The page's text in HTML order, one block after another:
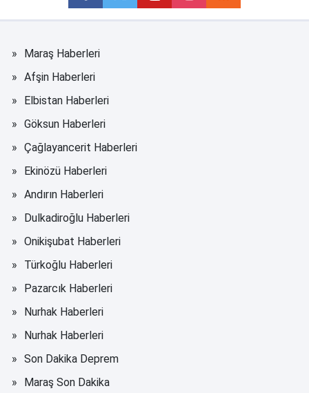
Maraş Haberleri
Afşin Haberleri
Elbistan Haberleri
Göksun Haberleri
Çağlayancerit Haberleri
Ekinözü Haberleri
Andırın Haberleri
Dulkadiroğlu Haberleri
Onikişubat Haberleri
Türkoğlu Haberleri
Pazarcık Haberleri
Nurhak Haberleri
Nurhak Haberleri
Son Dakika Deprem
Maraş Son Dakika